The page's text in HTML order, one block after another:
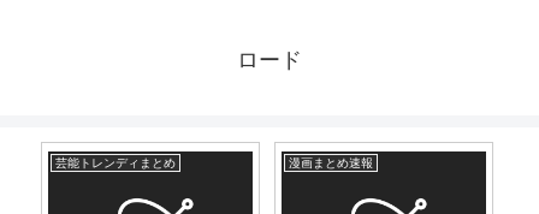
ロード
芸能トレンディまとめ 漫画まとめ速報